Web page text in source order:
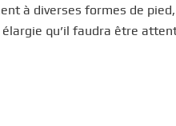
à diverses formes de
qu’il faudra être